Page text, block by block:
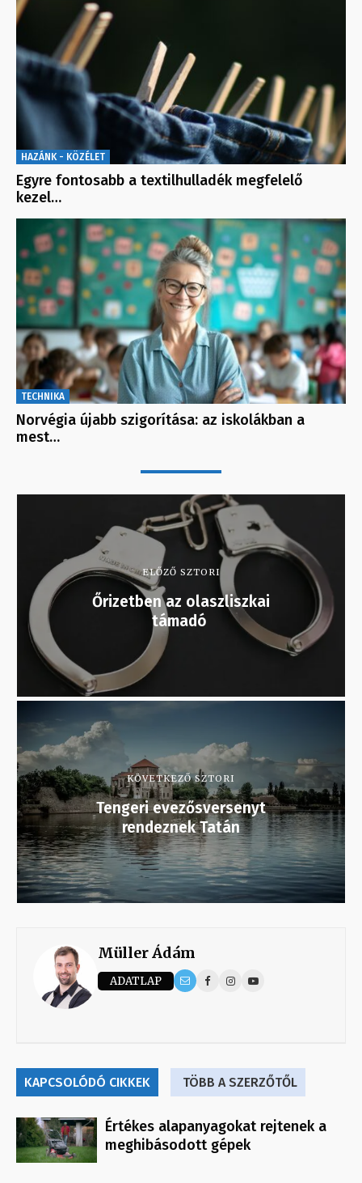
HAZÁNK - KÖZÉLET
Egyre fontosabb a textilhulladék megfelelő
kezel…
TECHNIKA
Norvégia újabb szigorítása: az iskolákban a
mest…
ELŐZŐ SZTORI
Őrizetben az olaszliszkai
támadó
KÖVETKEZŐ SZTORI
Tengeri evezősversenyt
rendeznek Tatán
Müller Ádám
ADATLAP
KAPCSOLÓDÓ CIKKEK TÖBB A SZERZŐTŐL
Értékes alapanyagokat rejtenek a
meghibásodott gépek